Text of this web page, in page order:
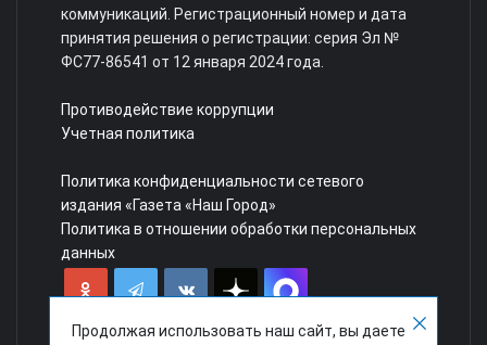
коммуникаций. Регистрационный номер и дата
принятия решения о регистрации: серия Эл №
ФС77-86541 от 12 января 2024 года.
Противодействие коррупции
Учетная политика
Политика конфиденциальности сетевого
издания «Газета «Наш Город»
Политика в отношении обработки персональных
данных
Продолжая использовать наш сайт, вы даете